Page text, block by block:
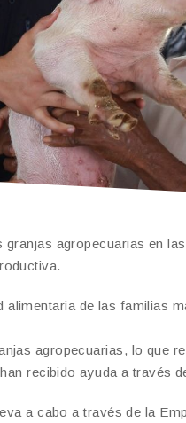
agropecuarias en
de las familias
agropecuarias, lo que
recibido ayuda a través
a cabo a través de la